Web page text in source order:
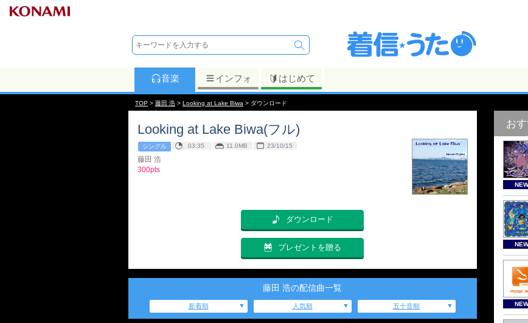
音楽 インフォ はじめて
TOP > 藤田 浩 > Looking at Lake Biwa > ダウンロード
Looking at Lake Biwa(フル)
シングル 03:35 11.0MB 23/10/15
藤田 浩
300pts
ダウンロード
プレゼントを贈る
藤田 浩の配信曲一覧
新着順 人気順 五十音順
おす
NEW
NEW
NEW